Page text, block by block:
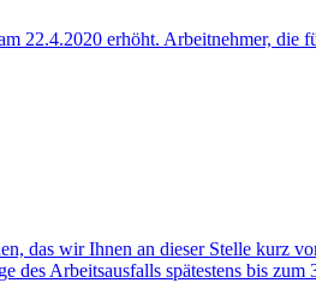
22.4.2020 erhöht. Arbeitnehmer, die
das wir Ihnen an dieser Stelle kurz
des Arbeitsausfalls spätestens bis